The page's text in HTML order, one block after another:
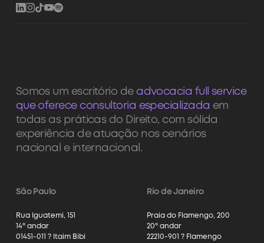
Somos um escritório de advocacia full service
que oferece consultoria especializada em
todas as práticas do Direito, com sólida
experiência de atuação nos cenários
nacional e internacional.
São Paulo
Rua Iguatemi, 151
14º andar
01451-011 ? Itaim Bibi
Rio de Janeiro
Praia do Flamengo, 200
20º andar
22210-901 ? Flamengo